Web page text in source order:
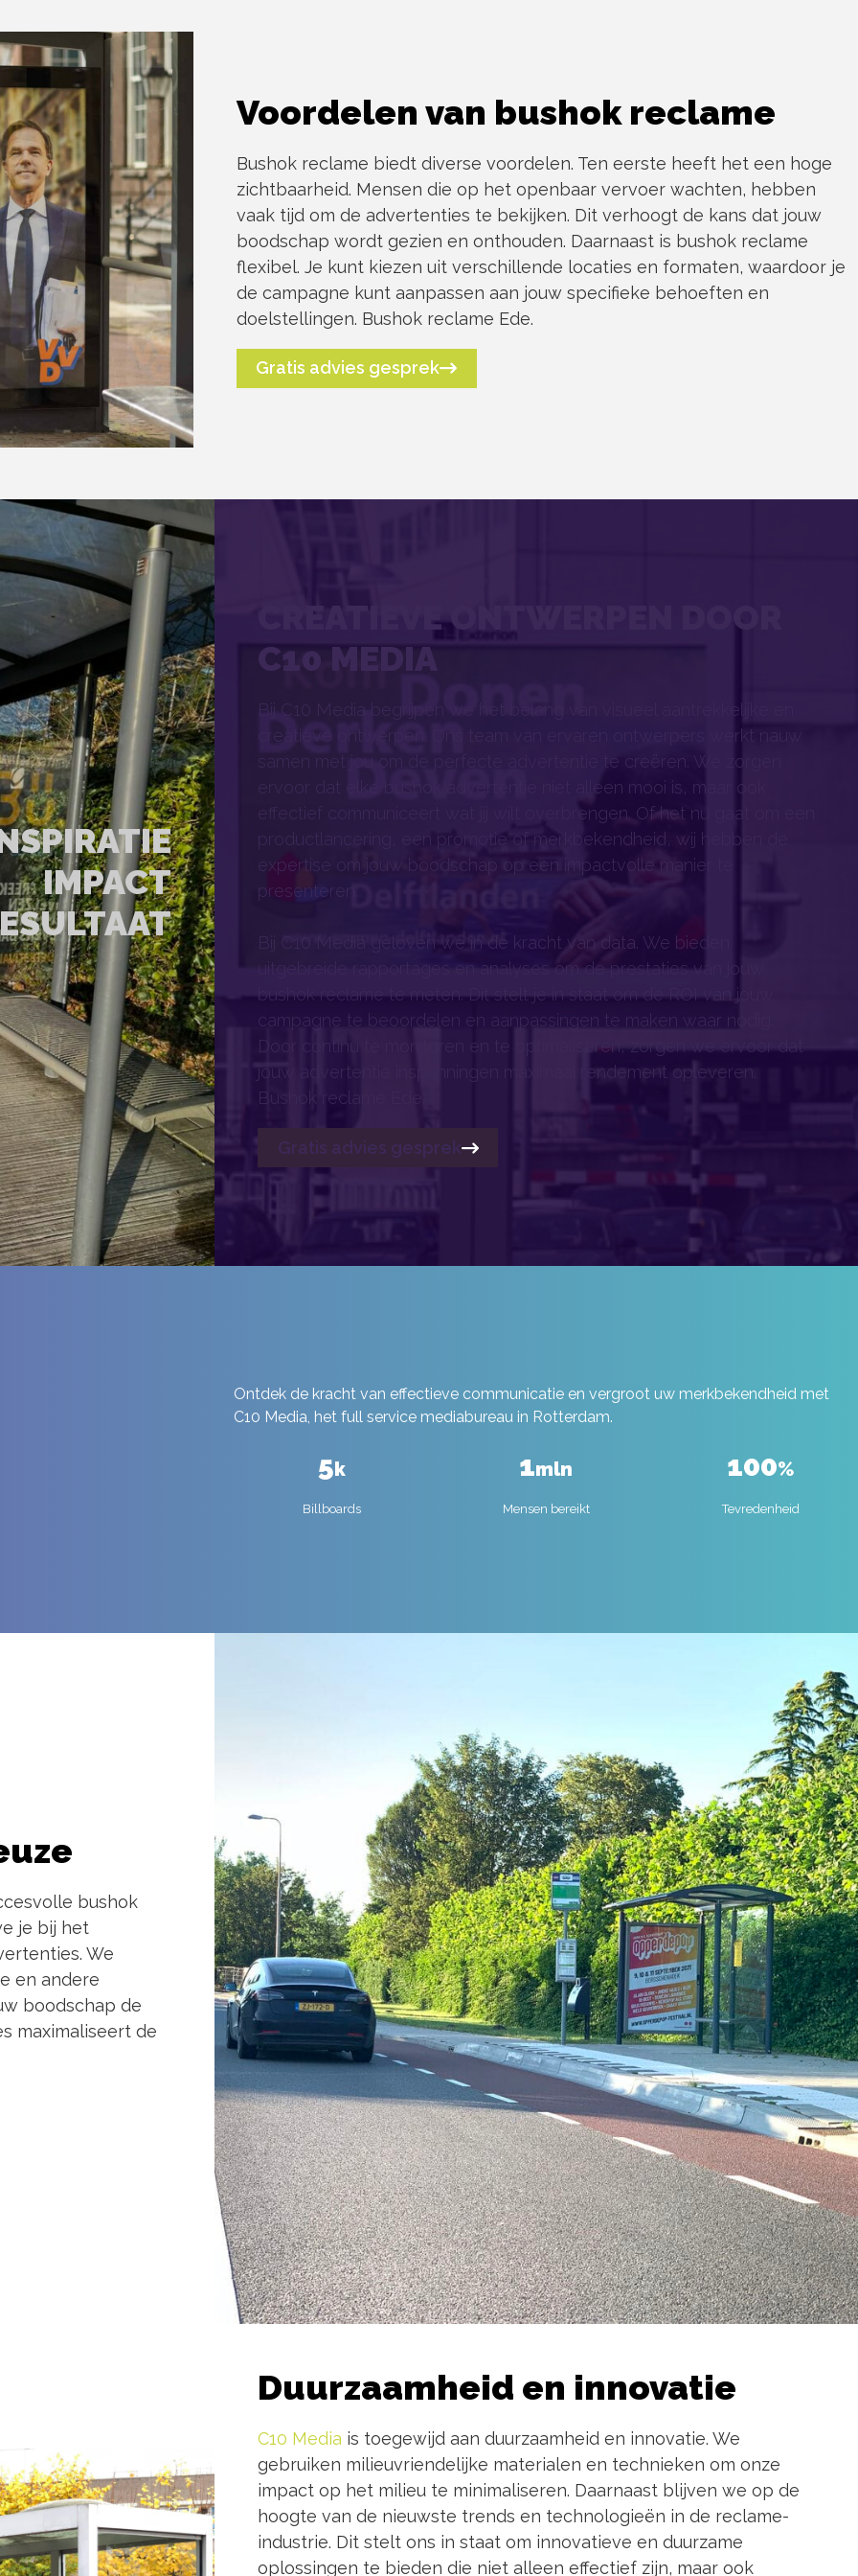
Voordelen van bushok reclame
Bushok reclame biedt diverse voordelen. Ten eerste heeft het een hoge
zichtbaarheid. Mensen die op het openbaar vervoer wachten, hebben
vaak tijd om de advertenties te bekijken. Dit verhoogt de kans dat jouw
boodschap wordt gezien en onthouden. Daarnaast is bushok reclame
flexibel. Je kunt kiezen uit verschillende locaties en formaten, waardoor je
de campagne kunt aanpassen aan jouw specifieke behoeften en
doelstellingen. Bushok reclame Ede.
Gratis advies gesprek
IMPACT
CREATIEVE ONTWERPEN DOOR
C10 MEDIA
Bij C10 Media begrijpen we het belang van visueel aantrekkelijke en
creatieve ontwerpen. Ons team van ervaren ontwerpers werkt nauw
samen met jou om de perfecte advertentie te creëren. We zorgen
ervoor dat elke bushok advertentie niet alleen mooi is, maar ook
effectief communiceert wat jij wilt overbrengen. Of het nu gaat om een
productlancering, een promotie of merkbekendheid, wij hebben de
expertise om jouw boodschap op een impactvolle manier te
presenteren.
Bij C10 Media geloven we in de kracht van data. We bieden
uitgebreide rapportages en analyses om de prestaties van jouw
bushok reclame te meten. Dit stelt je in staat om de ROI van jouw
campagne te beoordelen en aanpassingen te maken waar nodig.
Door continu te monitoren en te optimaliseren, zorgen we ervoor dat
jouw advertentie inspanningen maximaal rendement opleveren.
Bushok reclame Ede.
Gratis advies gesprek
Ontdek de kracht van effectieve communicatie en vergroot uw merkbekendheid met
C10 Media, het full service mediabureau in Rotterdam.
5k
Billboards
1mln
Mensen bereikt
100%
Tevredenheid
bushok
je bij het
We
en andere
boodschap de
maximaliseert de
Duurzaamheid en innovatie
C10 Media is toegewijd aan duurzaamheid en innovatie. We
gebruiken milieuvriendelijke materialen en technieken om onze
impact op het milieu te minimaliseren. Daarnaast blijven we op de
hoogte van de nieuwste trends en technologieën in de reclame-
industrie. Dit stelt ons in staat om innovatieve en duurzame
oplossingen te bieden die niet alleen effectief zijn, maar ook